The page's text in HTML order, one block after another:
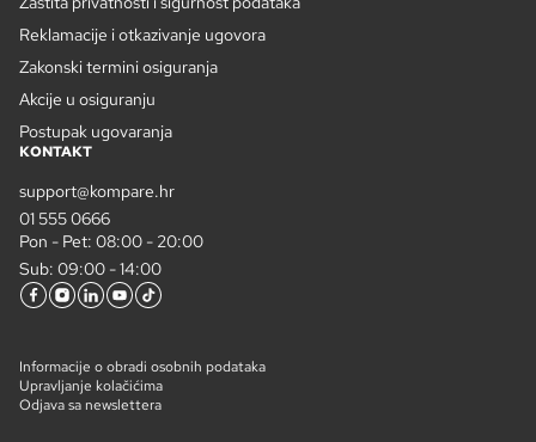
Reklamacije i otkazivanje ugovora
Zakonski termini osiguranja
Akcije u osiguranju
Postupak ugovaranja
KONTAKT
support@kompare.hr
01 555 0666
Pon - Pet: 08:00 - 20:00
Sub: 09:00 - 14:00
Informacije o obradi osobnih podataka
Upravljanje kolačićima
Odjava sa newslettera